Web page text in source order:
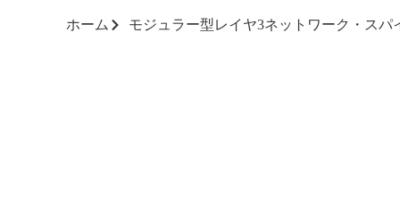
ホーム モジュラー型レイヤ3ネットワーク・ス